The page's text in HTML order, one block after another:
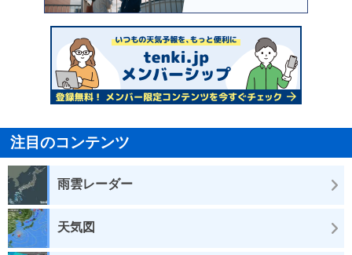
注目のコンテンツ
雨雲レーダー
天気図